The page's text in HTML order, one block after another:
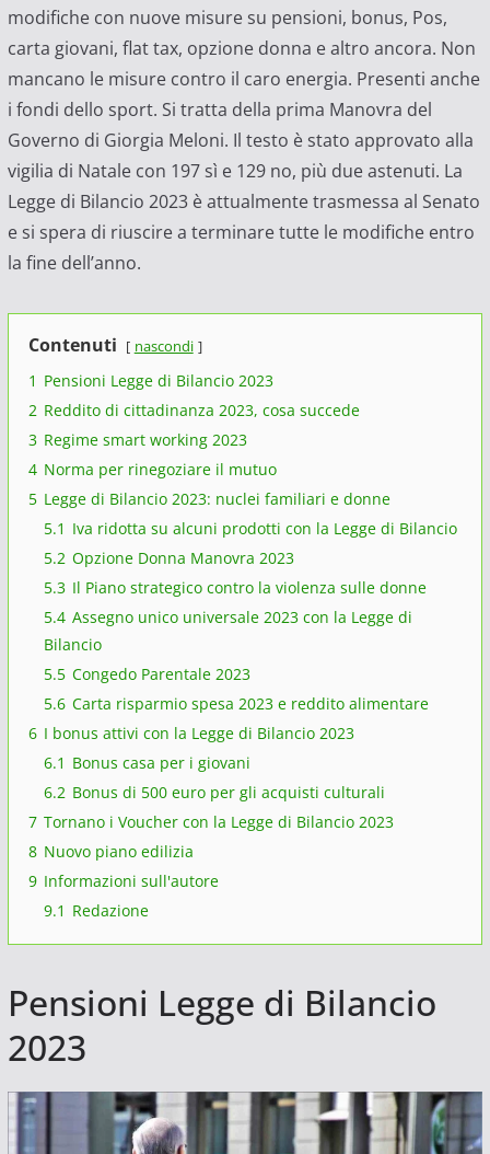
modifiche con nuove misure su pensioni, bonus, Pos,
carta giovani, flat tax, opzione donna e altro ancora. Non
mancano le misure contro il caro energia. Presenti anche
i fondi dello sport. Si tratta della prima Manovra del
Governo di Giorgia Meloni. Il testo è stato approvato alla
vigilia di Natale con 197 sì e 129 no, più due astenuti. La
Legge di Bilancio 2023 è attualmente trasmessa al Senato
e si spera di riuscire a terminare tutte le modifiche entro
la fine dell’anno.
Contenuti nascondi
1 Pensioni Legge di Bilancio 2023
2 Reddito di cittadinanza 2023, cosa succede
3 Regime smart working 2023
4 Norma per rinegoziare il mutuo
5 Legge di Bilancio 2023: nuclei familiari e donne
5.1 Iva ridotta su alcuni prodotti con la Legge di Bilancio
5.2 Opzione Donna Manovra 2023
5.3 Il Piano strategico contro la violenza sulle donne
5.4 Assegno unico universale 2023 con la Legge di
Bilancio
5.5 Congedo Parentale 2023
5.6 Carta risparmio spesa 2023 e reddito alimentare
6 I bonus attivi con la Legge di Bilancio 2023
6.1 Bonus casa per i giovani
6.2 Bonus di 500 euro per gli acquisti culturali
7 Tornano i Voucher con la Legge di Bilancio 2023
8 Nuovo piano edilizia
9 Informazioni sull'autore
9.1 Redazione
Pensioni Legge di Bilancio
2023